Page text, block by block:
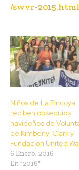
/swvr-2015.html
Niños de La Pincoya
reciben obsequios
navideños de
de Kimberly-Clark y
Fundación United
6 Enero, 2016
En "2016"